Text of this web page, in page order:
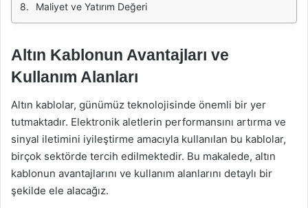
Maliyet ve Yatırım Değeri
Altın Kablonun Avantajları ve
Kullanım Alanları
Altın kablolar, günümüz teknolojisinde önemli bir yer
tutmaktadır. Elektronik aletlerin performansını artırma ve
sinyal iletimini iyileştirme amacıyla kullanılan bu kablolar,
birçok sektörde tercih edilmektedir. Bu makalede, altın
kablonun avantajlarını ve kullanım alanlarını detaylı bir
şekilde ele alacağız.